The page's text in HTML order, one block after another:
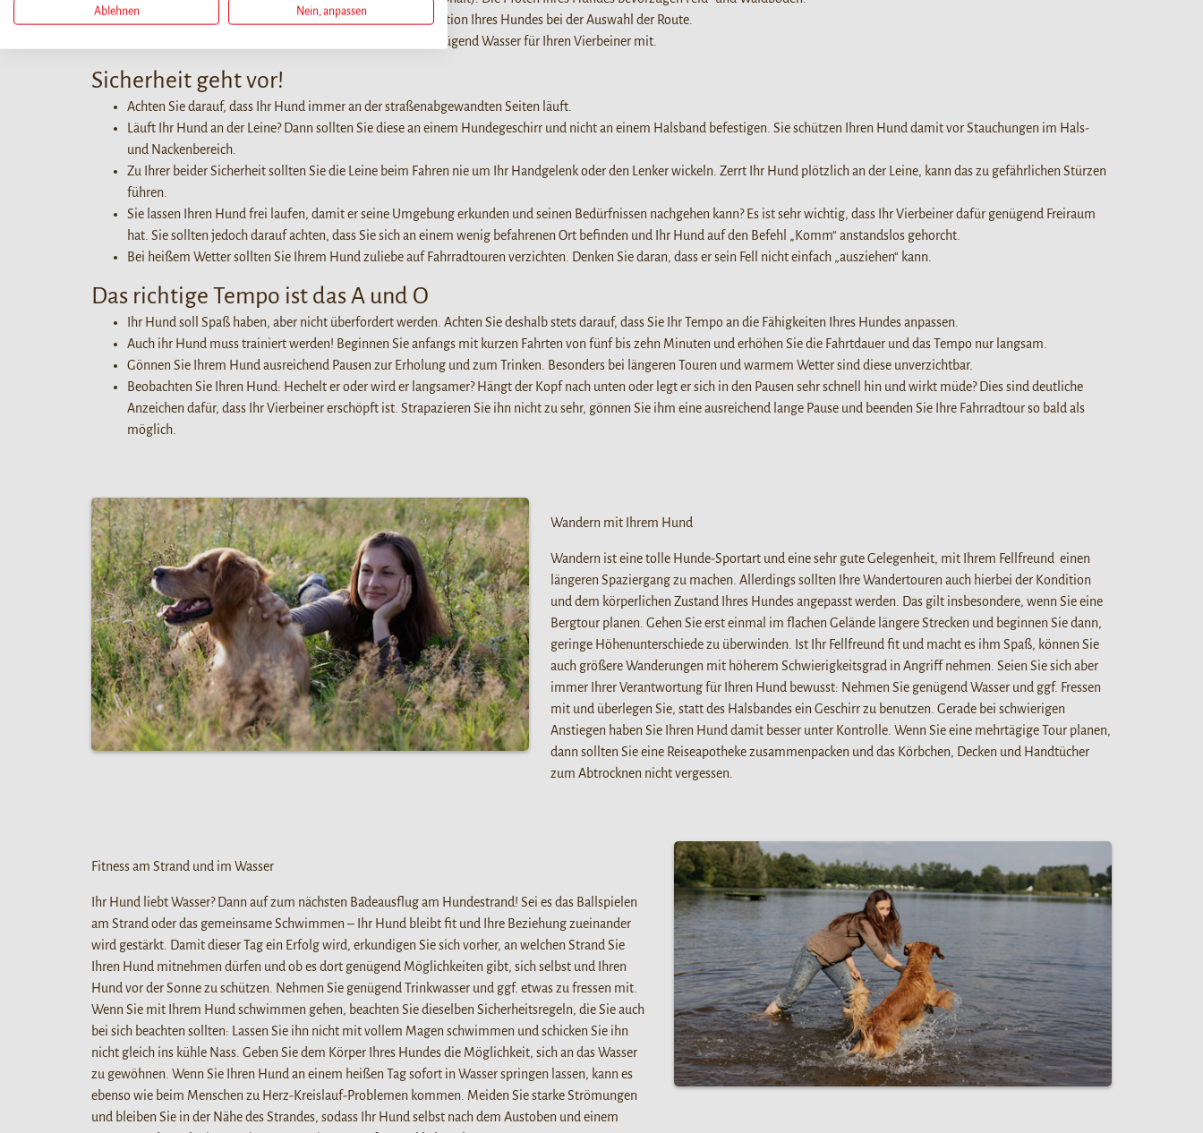
Beachten Sie den gesundheitlichen Zustand und die Kondition Ihres Hundes bei der Auswahl der Route.
Auch Ihr Hund hat Durst! Nehmen Sie deshalb immer genügend Wasser für Ihren Vierbeiner mit.
Sicherheit geht vor!
Achten Sie darauf, dass Ihr Hund immer an der straßenabgewandten Seiten läuft.
Läuft Ihr Hund an der Leine? Dann sollten Sie diese an einem Hundegeschirr und nicht an einem Halsband befestigen. Sie schützen Ihren Hund damit vor Stauchungen im Hals-
und Nackenbereich.
Zu Ihrer beider Sicherheit sollten Sie die Leine beim Fahren nie um Ihr Handgelenk oder den Lenker wickeln. Zerrt Ihr Hund plötzlich an der Leine, kann das zu gefährlichen Stürzen
führen.
Sie lassen Ihren Hund frei laufen, damit er seine Umgebung erkunden und seinen Bedürfnissen nachgehen kann? Es ist sehr wichtig, dass Ihr Vierbeiner dafür genügend Freiraum
hat. Sie sollten jedoch darauf achten, dass Sie sich an einem wenig befahrenen Ort befinden und Ihr Hund auf den Befehl „Komm“ anstandslos gehorcht.
Bei heißem Wetter sollten Sie Ihrem Hund zuliebe auf Fahrradtouren verzichten. Denken Sie daran, dass er sein Fell nicht einfach „ausziehen“ kann.
Das richtige Tempo ist das A und O
Ihr Hund soll Spaß haben, aber nicht überfordert werden. Achten Sie deshalb stets darauf, dass Sie Ihr Tempo an die Fähigkeiten Ihres Hundes anpassen.
Auch ihr Hund muss trainiert werden! Beginnen Sie anfangs mit kurzen Fahrten von fünf bis zehn Minuten und erhöhen Sie die Fahrtdauer und das Tempo nur langsam.
Gönnen Sie Ihrem Hund ausreichend Pausen zur Erholung und zum Trinken. Besonders bei längeren Touren und warmem Wetter sind diese unverzichtbar.
Beobachten Sie Ihren Hund: Hechelt er oder wird er langsamer? Hängt der Kopf nach unten oder legt er sich in den Pausen sehr schnell hin und wirkt müde? Dies sind deutliche
Anzeichen dafür, dass Ihr Vierbeiner erschöpft ist. Strapazieren Sie ihn nicht zu sehr, gönnen Sie ihm eine ausreichend lange Pause und beenden Sie Ihre Fahrradtour so bald als
möglich.
Wandern mit Ihrem Hund
Wandern ist eine tolle Hunde-Sportart und eine sehr gute Gelegenheit, mit Ihrem Fellfreund einen
längeren Spaziergang zu machen. Allerdings sollten Ihre Wandertouren auch hierbei der Kondition
und dem körperlichen Zustand Ihres Hundes angepasst werden. Das gilt insbesondere, wenn Sie eine
Bergtour planen. Gehen Sie erst einmal im flachen Gelände längere Strecken und beginnen Sie dann,
geringe Höhenunterschiede zu überwinden. Ist Ihr Fellfreund fit und macht es ihm Spaß, können Sie
auch größere Wanderungen mit höherem Schwierigkeitsgrad in Angriff nehmen. Seien Sie sich aber
immer Ihrer Verantwortung für Ihren Hund bewusst: Nehmen Sie genügend Wasser und ggf. Fressen
mit und überlegen Sie, statt des Halsbandes ein Geschirr zu benutzen. Gerade bei schwierigen
Anstiegen haben Sie Ihren Hund damit besser unter Kontrolle. Wenn Sie eine mehrtägige Tour planen,
dann sollten Sie eine Reiseapotheke zusammenpacken und das Körbchen, Decken und Handtücher
zum Abtrocknen nicht vergessen.
Fitness am Strand und im Wasser
Ihr Hund liebt Wasser? Dann auf zum nächsten Badeausflug am Hundestrand! Sei es das Ballspielen
am Strand oder das gemeinsame Schwimmen – Ihr Hund bleibt fit und Ihre Beziehung zueinander
wird gestärkt. Damit dieser Tag ein Erfolg wird, erkundigen Sie sich vorher, an welchen Strand Sie
Ihren Hund mitnehmen dürfen und ob es dort genügend Möglichkeiten gibt, sich selbst und Ihren
Hund vor der Sonne zu schützen. Nehmen Sie genügend Trinkwasser und ggf. etwas zu fressen mit.
Wenn Sie mit Ihrem Hund schwimmen gehen, beachten Sie dieselben Sicherheitsregeln, die Sie auch
bei sich beachten sollten: Lassen Sie ihn nicht mit vollem Magen schwimmen und schicken Sie ihn
nicht gleich ins kühle Nass. Geben Sie dem Körper Ihres Hundes die Möglichkeit, sich an das Wasser
zu gewöhnen. Wenn Sie Ihren Hund an einem heißen Tag sofort in Wasser springen lassen, kann es
ebenso wie beim Menschen zu Herz-Kreislauf-Problemen kommen. Meiden Sie starke Strömungen
und bleiben Sie in der Nähe des Strandes, sodass Ihr Hund selbst nach dem Austoben und einem
Ablehnen Nein, anpassen